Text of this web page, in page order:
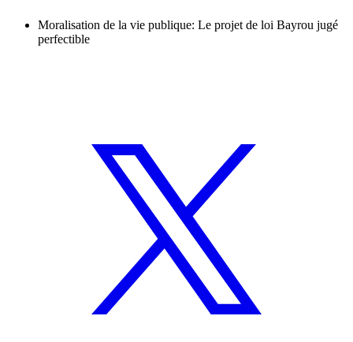
Moralisation de la vie publique: Le projet de loi Bayrou jugé
perfectible